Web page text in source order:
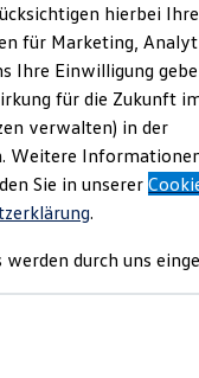
hierbei Ihre
für Marketing,
Ihre Einwilligung
für die Zukunft
verwalten) in der
Weitere
Sie in unserer
.
durch uns